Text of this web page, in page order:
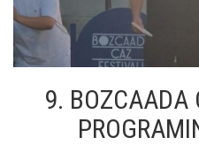
9. BOZCAADA